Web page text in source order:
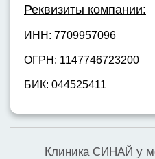
Реквизиты компании:
ИНН: 7709957096
ОГРН: 1147746723200
БИК: 044525411
Клиника СИНАЙ у